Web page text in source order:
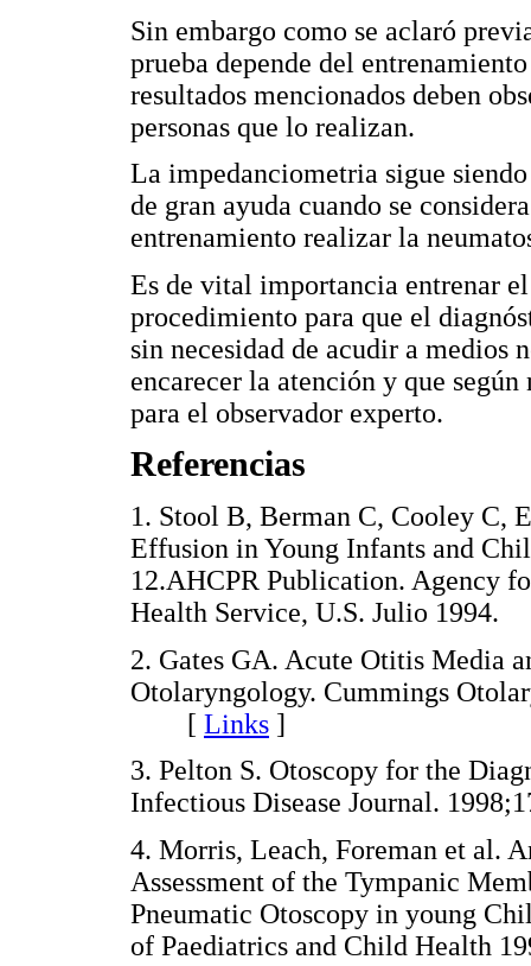
Sin embargo como se aclaró
prueba depende del
resultados mencionados deben
personas que lo realizan.
La impedanciometria sigue
de gran ayuda cuando se
entrenamiento realizar la
Es de vital importancia entrenar
procedimiento para que el
sin necesidad de acudir a medios
encarecer la atención y que
para el observador experto.
Referencias
1. Stool B, Berman C, Cooley C,
Effusion in Young Infants and
12.AHCPR Publication. Agency
Health Service, U.S. Julio
2. Gates GA. Acute Otitis Media
Otolaryngology. Cummings
[ Links ]
3. Pelton S. Otoscopy for the
Infectious Disease Journal.
4. Morris, Leach, Foreman et al.
Assessment of the Tympanic
Pneumatic Otoscopy in young
of Paediatrics and Child